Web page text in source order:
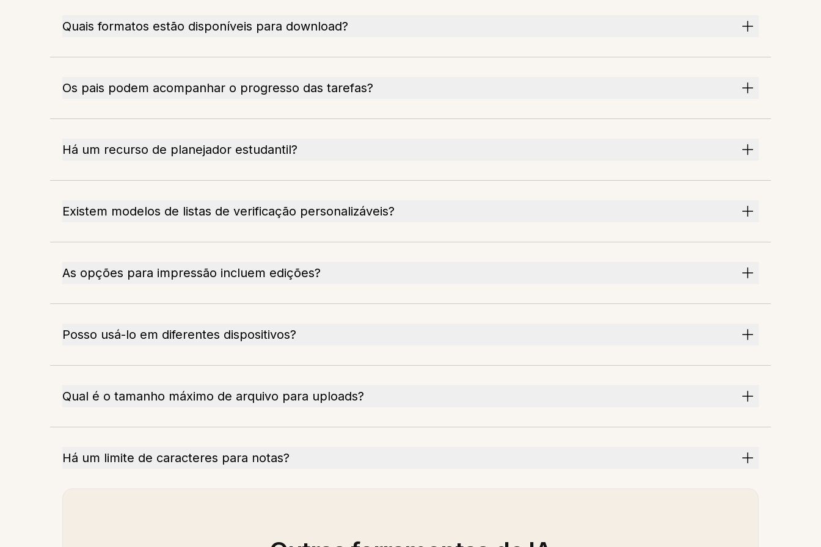
Quais formatos estão disponíveis para download?
Os pais podem acompanhar o progresso das tarefas?
Há um recurso de planejador estudantil?
Existem modelos de listas de verificação personalizáveis?
As opções para impressão incluem edições?
Posso usá-lo em diferentes dispositivos?
Qual é o tamanho máximo de arquivo para uploads?
Há um limite de caracteres para notas?